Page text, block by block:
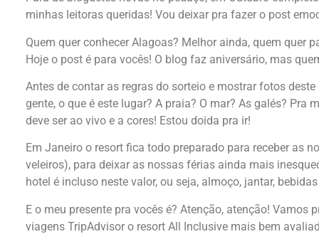
minhas leitoras queridas! Vou deixar pra fazer o post
Quem quer conhecer Alagoas? Melhor ainda, quem quer
Hoje o post é para vocês! O blog faz aniversário, mas
Antes de contar as regras do sorteio e mostrar fotos
gente, o que é este lugar? A praia? O mar? As galés?
deve ser ao vivo e a cores! Estou doida pra ir!
Em Janeiro o resort fica todo preparado para receber as
veleiros), para deixar as nossas férias ainda mais
hotel é incluso neste valor, ou seja, almoço, jantar,
E o meu presente pra vocês é? Atenção, atenção!
viagens TripAdvisor o resort All Inclusive mais bem